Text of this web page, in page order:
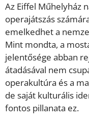
Az Eiffel Műhelyház
operajátszás
emelkedhet a
Mint mondta, a
jelentősége abban
átadásával nem
operakultúra és a
de saját kulturális
fontos pillanata ez.